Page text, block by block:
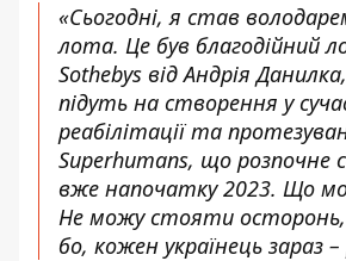
«Сьогодні, я став
лота. Це був благодійний
Sothebys від Андрія
підуть на створення у
реабілітації та
Superhumans, що розпочне
вже напочатку 2023. Що
Не можу стояти осторонь,
бо, кожен українець зараз –